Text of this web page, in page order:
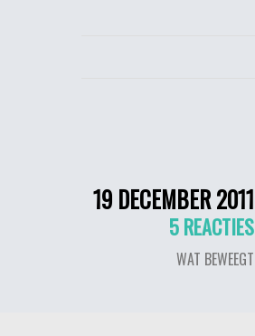
19 DECEMBER 2011
5 REACTIES
WAT BEWEEGT